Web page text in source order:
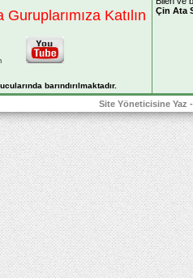
Katılın
barındırılmaktadır.
Çin Ata
Site Yöneticisine Yaz